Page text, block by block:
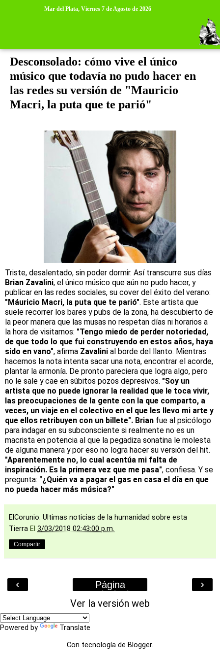
Mar del Plata, Viernes 7 de Agosto de 2026
Desconsolado: cómo vive el único
músico que todavía no pudo hacer en
las redes su versión de "Mauricio
Macri, la puta que te parió"
Triste, desalentado, sin poder dormir. Así transcurre sus días
Brian Zavalini, el único músico que aún no pudo hacer, y
publicar en las redes sociales, su cover del éxito del verano:
"Máuricio Macri, la puta que te parió". Este artista que
suele recorrer los bares y pubs de la zona, ha descubierto de
la peor manera que las musas no respetan días ni horarios a
la hora de visitarnos: "Tengo miedo de perder notoriedad,
de que todo lo que fui construyendo en estos años, haya
sido en vano", afirma Zavalini al borde del llanto. Mientras
hacemos la nota intenta sacar una nota, encontrar el acorde,
plantar la armonía. De pronto pareciera que logra algo, pero
no le sale y cae en súbitos pozos depresivos. "Soy un
artista que no puede ignorar la realidad que le toca vivir,
las preocupaciones de la gente con la que comparto, a
veces, un viaje en el colectivo en el que les llevo mi arte y
que ellos retribuyen con un billete". Brian fue al psicólogo
para indagar en su subconsciente si realmente no es un
macrista en potencia al que la pegadiza sonatina le molesta
de alguna manera y por eso no logra hacer su versión del hit.
"Aparentemente no, lo cual acentúa mi falta de
inspiración. Es la primera vez que me pasa", confiesa. Y se
pregunta: "¿Quién va a pagar el gas en casa el día en que
no pueda hacer más música?"
ElCorunio: Ultimas noticias de la humanidad sobre esta
Tierra El 3/03/2018 02:43:00 p.m.
Compartir
‹ ›
Página
Principal
Ver la versión web
Powered by Translate
Con tecnología de Blogger.